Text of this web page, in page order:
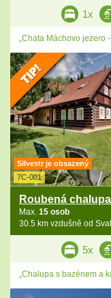
1x
„Chata Máchovo jezero
Silvestr je obsazený
7C-001
Roubená
Max. 15 osob
30.5 km vzdušně od
5x
„Chalupa s bazénem a